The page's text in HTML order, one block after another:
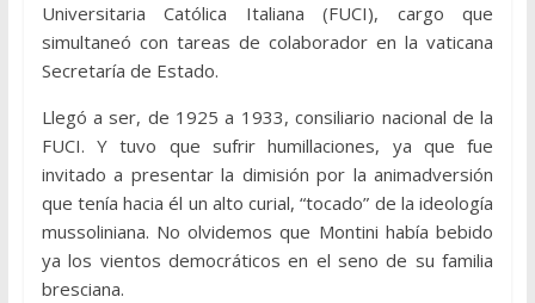
Universitaria Católica Italiana (FUCI), cargo que
simultaneó con tareas de colaborador en la vaticana
Secretaría de Estado.
Llegó a ser, de 1925 a 1933, consiliario nacional de la
FUCI. Y tuvo que sufrir humillaciones, ya que fue
invitado a presentar la dimisión por la animadversión
que tenía hacia él un alto curial, “tocado” de la ideología
mussoliniana. No olvidemos que Montini había bebido
ya los vientos democráticos en el seno de su familia
bresciana.